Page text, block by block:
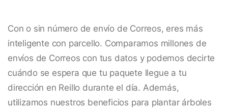
Con o sin número de envío de Correos, eres más
inteligente con parcello. Comparamos millones de
envíos de Correos con tus datos y podemos decirte
cuándo se espera que tu paquete llegue a tu
dirección en Reillo durante el día. Además,
utilizamos nuestros beneficios para plantar árboles